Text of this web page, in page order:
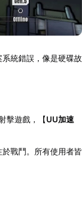
統錯誤，像是硬碟故
擊遊戲，【UU加速
戰鬥。所有使用者皆